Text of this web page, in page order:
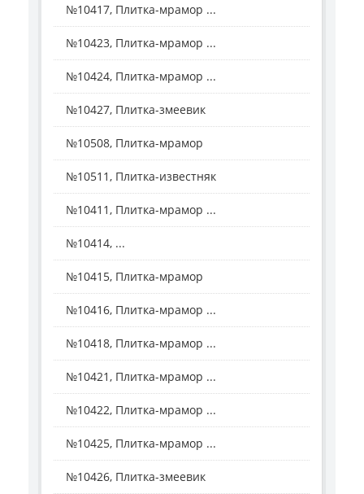
№10417, Плитка-мрамор ...
№10423, Плитка-мрамор ...
№10424, Плитка-мрамор ...
№10427, Плитка-змеевик
№10508, Плитка-мрамор
№10511, Плитка-известняк
№10411, Плитка-мрамор ...
№10414, ...
№10415, Плитка-мрамор
№10416, Плитка-мрамор ...
№10418, Плитка-мрамор ...
№10421, Плитка-мрамор ...
№10422, Плитка-мрамор ...
№10425, Плитка-мрамор ...
№10426, Плитка-змеевик